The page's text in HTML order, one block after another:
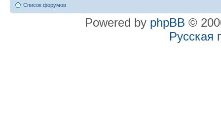
Список форумов
Powered by phpBB ©
Русская